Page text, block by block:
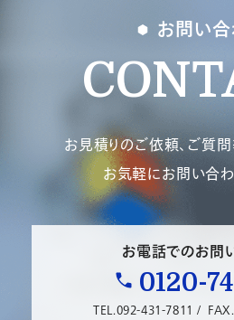
お問い
お見積りのご依頼、ご質
お気軽にお問い合
お電話でのお問
0120-
TEL.092-431-7811 /